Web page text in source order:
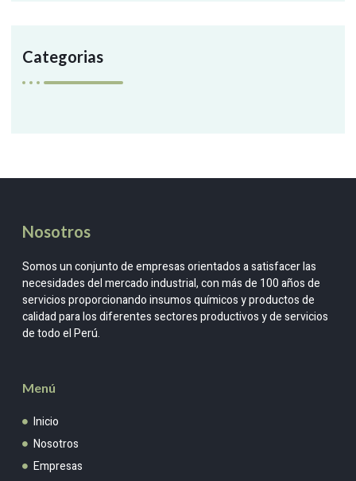
Categorias
Nosotros
Somos un conjunto de empresas orientados a satisfacer las
necesidades del mercado industrial, con más de 100 años de
servicios proporcionando insumos químicos y productos de
calidad para los diferentes sectores productivos y de servicios
de todo el Perú.
Menú
Inicio
Nosotros
Empresas